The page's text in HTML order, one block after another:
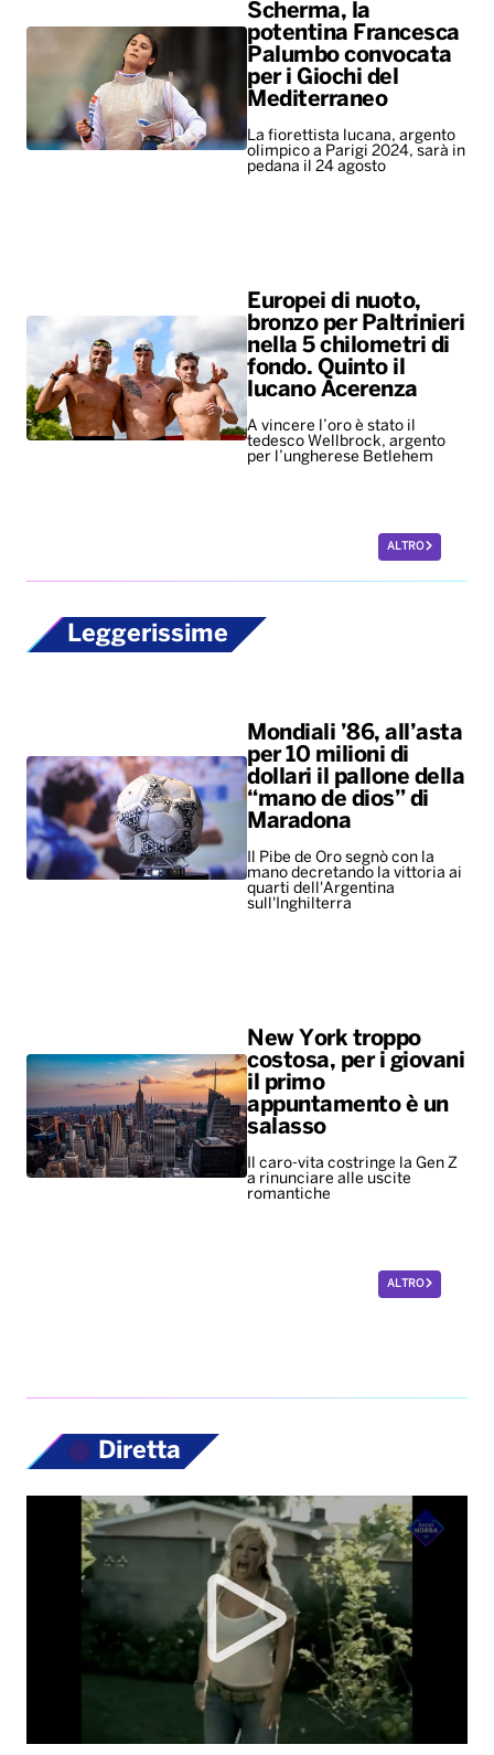
Scherma, la
potentina Francesca
Palumbo convocata
per i Giochi del
Mediterraneo
La fiorettista lucana, argento
olimpico a Parigi 2024, sarà in
pedana il 24 agosto
Europei di nuoto,
bronzo per Paltrinieri
nella 5 chilometri di
fondo. Quinto il
lucano Acerenza
A vincere l’oro è stato il
tedesco Wellbrock, argento
per l’ungherese Betlehem
ALTRO
Leggerissime
Mondiali ’86, all’asta
per 10 milioni di
dollari il pallone della
“mano de dios” di
Maradona
Il Pibe de Oro segnò con la
mano decretando la vittoria ai
quarti dell'Argentina
sull'Inghilterra
New York troppo
costosa, per i giovani
il primo
appuntamento è un
salasso
Il caro-vita costringe la Gen Z
a rinunciare alle uscite
romantiche
ALTRO
Diretta